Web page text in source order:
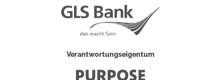
Verantwortungseigentum